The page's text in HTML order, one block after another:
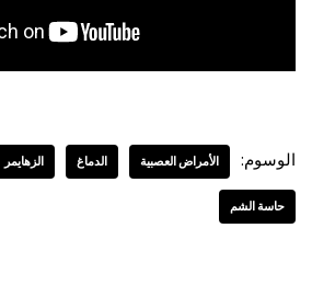
الوسوم: الأمراض العصبية الدماغ الزهايمر
حاسة الشم